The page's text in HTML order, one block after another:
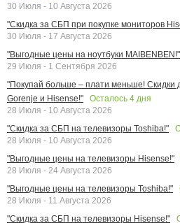
30 Июля - 10 Августа 2026
"Скидка за СБП при покупке мониторов
30 Июля - 17 Августа 2026
"Выгодные цены на ноутбуки MAIBENBEN!"
29 Июля - 1 Сентября 2026
"Покупай больше – плати меньше! Скидки
Gorenje и Hisense!"
Осталось 4 дня
28 Июля - 10 Августа 2026
"Скидка за СБП на телевизоры Toshiba!"
28 Июля - 10 Августа 2026
"Выгодные цены на телевизоры Hisense!"
28 Июля - 24 Августа 2026
"Выгодные цены на телевизоры Toshiba!"
28 Июля - 11 Августа 2026
"Скидка за СБП на телевизоры Hisense!"